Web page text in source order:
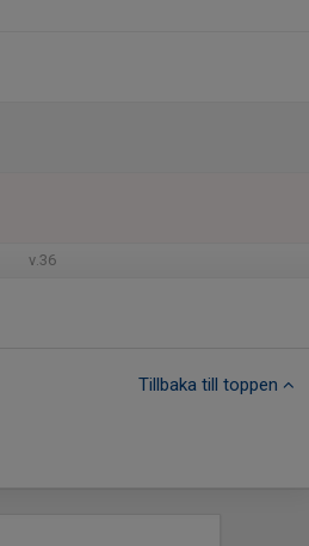
v.36
Tillbaka till toppen